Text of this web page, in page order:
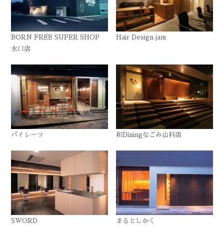
BORN FREE SUPER SHOP
水口店
Hair Design jam
パイレーツ 和Diningなごみ山科店
SWORD まるとしかく